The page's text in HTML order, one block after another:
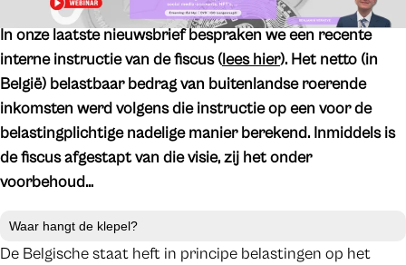
In onze laatste nieuwsbrief bespraken we een recente
interne instructie van de fiscus (lees hier). Het netto (in
België) belastbaar bedrag van buitenlandse roerende
inkomsten werd volgens die instructie op een voor de
belastingplichtige nadelige manier berekend. Inmiddels is
de fiscus afgestapt van die visie, zij het onder
voorbehoud…
Waar hangt de klepel?
De Belgische staat heft in principe belastingen op het